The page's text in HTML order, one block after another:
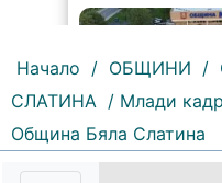
159 | 2026-08-
Начало / ОБЩИНИ /
СЛАТИНА / Млади
Община Бяла Слатина